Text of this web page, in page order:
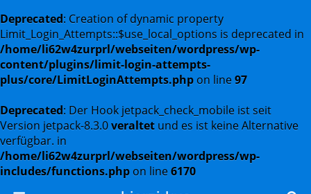
Deprecated: Creation of dynamic property
Limit_Login_Attempts::$use_local_options is deprecated in
/home/li62w4zurprl/webseiten/wordpress/wp-
content/plugins/limit-login-attempts-
plus/core/LimitLoginAttempts.php on line97
Deprecated: Der Hook jetpack_check_mobile ist seit
Version jetpack-8.3.0veraltet und es ist keine Alternative
verfügbar. in
/home/li62w4zurprl/webseiten/wordpress/wp-
includes/functions.php on line6170